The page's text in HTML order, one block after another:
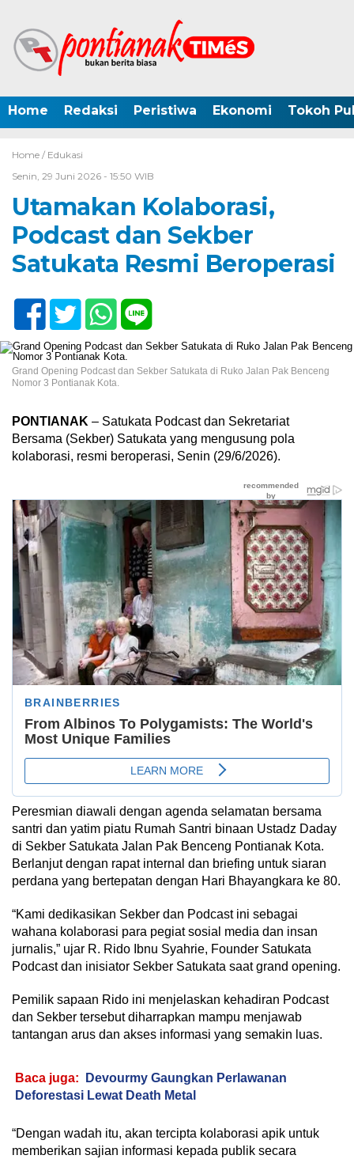
Home Redaksi Peristiwa Ekonomi Tokoh
Home / Edukasi
Senin, 29 Juni 2026 - 15:50 WIB
Utamakan Kolaborasi,
Podcast dan Sekber
Satukata Resmi Beroperasi
Grand Opening Podcast dan Sekber Satukata di Ruko Jalan Pak Benceng
Nomor 3 Pontianak Kota.
PONTIANAK – Satukata Podcast dan Sekretariat
Bersama (Sekber) Satukata yang mengusung pola
kolaborasi, resmi beroperasi, Senin (29/6/2026).
Peresmian diawali dengan agenda selamatan bersama
santri dan yatim piatu Rumah Santri binaan Ustadz Daday
di Sekber Satukata Jalan Pak Benceng Pontianak Kota.
Berlanjut dengan rapat internal dan briefing untuk siaran
perdana yang bertepatan dengan Hari Bhayangkara ke 80.
“Kami dedikasikan Sekber dan Podcast ini sebagai
wahana kolaborasi para pegiat sosial media dan insan
jurnalis,” ujar R. Rido Ibnu Syahrie, Founder Satukata
Podcast dan inisiator Sekber Satukata saat grand opening.
Pemilik sapaan Rido ini menjelaskan kehadiran Podcast
dan Sekber tersebut diharrapkan mampu menjawab
tantangan arus dan akses informasi yang semakin luas.
Baca juga:
Devourmy Gaungkan Perlawanan
Deforestasi Lewat Death Metal
“Dengan wadah itu, akan tercipta kolaborasi apik untuk
memberikan sajian informasi kepada publik secara